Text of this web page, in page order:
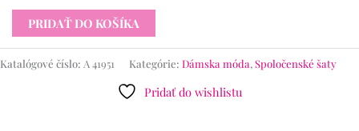
PRIDAŤ DO KOŠÍKA
Katalógové číslo: A 41951 Kategórie: Dámska móda,Spoločenské šaty
Pridať do wishlistu